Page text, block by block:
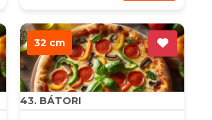
32 cm
43. BÁTORI